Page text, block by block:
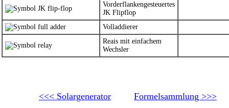
Vorderflankengesteuertes
JK Flipflop
Volladdierer
Reais mit einfachem
Wechsler
<<< Solargenerator Formelsammlung >>>